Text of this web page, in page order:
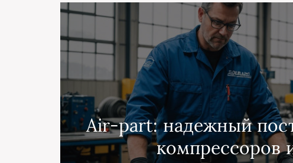
Air-part: надежный
компрессоров